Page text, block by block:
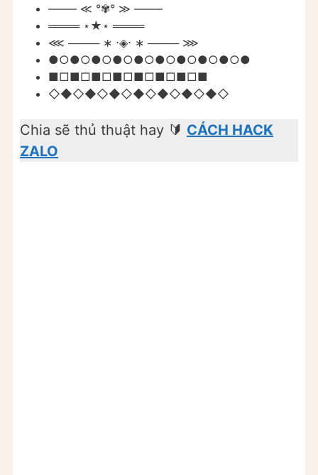
——– ≪ °✾° ≫ ——–
════ ⋆★⋆ ════
⋘ ──── ∗ ⋅◈⋅ ∗ ──── ⋙
●○●○●○●○●○●○●○●○●○●
■□■□■□■□■□■□■□■
◇◆◇◆◇◆◇◆◇◆◇◆◇◆◇
Chia sẽ thủ thuật hay 🔰 CÁCH HACK
ZALO